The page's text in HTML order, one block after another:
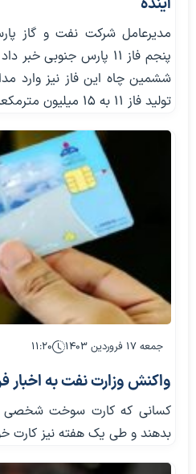
مدیرعامل شرکت نفت و گاز
پنجم فاز ۱۱ پارس
ششمین چاه این فاز نیز وارد
تولید فاز ۱۱ به ۱۵ میلیون مترمکعب در روز می رسد.
جمعه ۱۷ فروردین ۱۴۰۳ ۱۱:۲۰
واکنش وزارت نفت به
کسانی که کارت سوخت شخصی
بدهند و طی یک هفته نیز کارت